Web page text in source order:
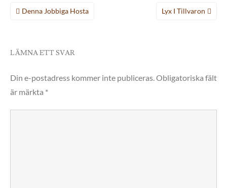
Inläggsnavigering
Denna Jobbiga Hosta Lyx I Tillvaron
LÄMNA ETT SVAR
Din e-postadress kommer inte publiceras.Obligatoriska fält
är märkta *